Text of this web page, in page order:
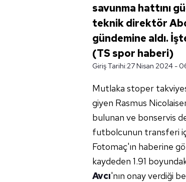
savunma hattını
teknik direktör
gündemine aldı.
(TS spor haberi)
Giriş Tarihi:27 Nisan 2024 -
Mutlaka stoper
giyen Rasmus
bulunan ve bonservis
futbolcunun transferi
Fotomaç'ın haberine
kaydeden 1.91
Avcı'nın onay verdiği